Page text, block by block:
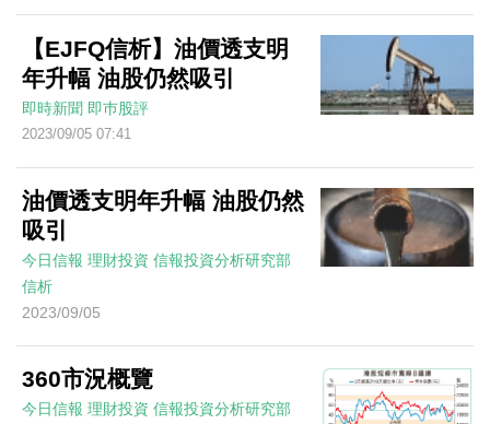
【EJFQ信析】油價透支明
年升幅 油股仍然吸引
即時新聞 即巿股評
2023/09/05 07:41
油價透支明年升幅 油股仍然
吸引
今日信報 理財投資 信報投資分析研究部
信析
2023/09/05
360市況概覽
今日信報 理財投資 信報投資分析研究部